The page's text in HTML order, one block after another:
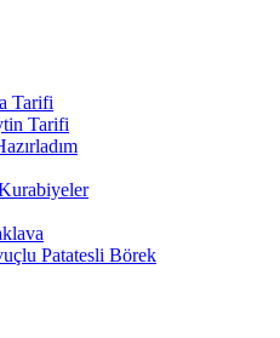
Tarifi
Tarifi
Patatesli Börek